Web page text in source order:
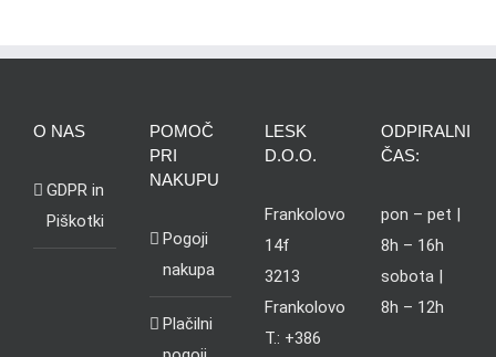
O NAS
GDPR in
Piškotki
POMOČ
PRI
NAKUPU
Pogoji
nakupa
Plačilni
LESK
D.O.O.
Frankolovo
14f
3213
Frankolovo
T.: +386
ODPIRALNI
ČAS:
pon – pet |
8h – 16h
sobota |
8h – 12h